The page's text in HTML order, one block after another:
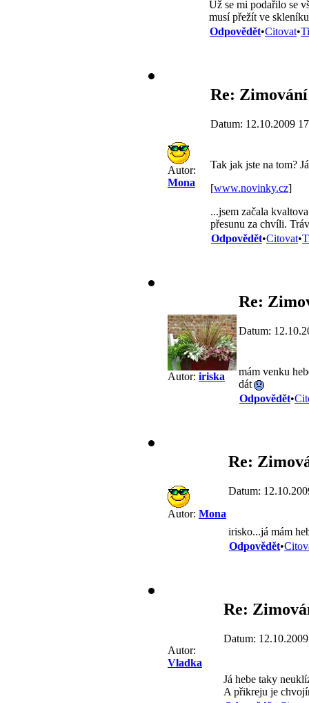
Už se mi podařilo se
musí přežít ve
Odpovědět•Citovat•
Autor:
Mona
Re:
Datum: 12.10.2009
Tak jak jste na tom?
[www.novinky.cz]
...jsem začala
přesunu za chvíli.
Odpovědět•Citovat•
Autor: iriska
Re:
Datum:
mám venku
dát
Odpovědět•
Autor: Mona
Re:
Datum:
irisko...já mám
Odpovědět•
Autor:
Vladka
Re:
Datum:
Já hebe taky
A přikreju je